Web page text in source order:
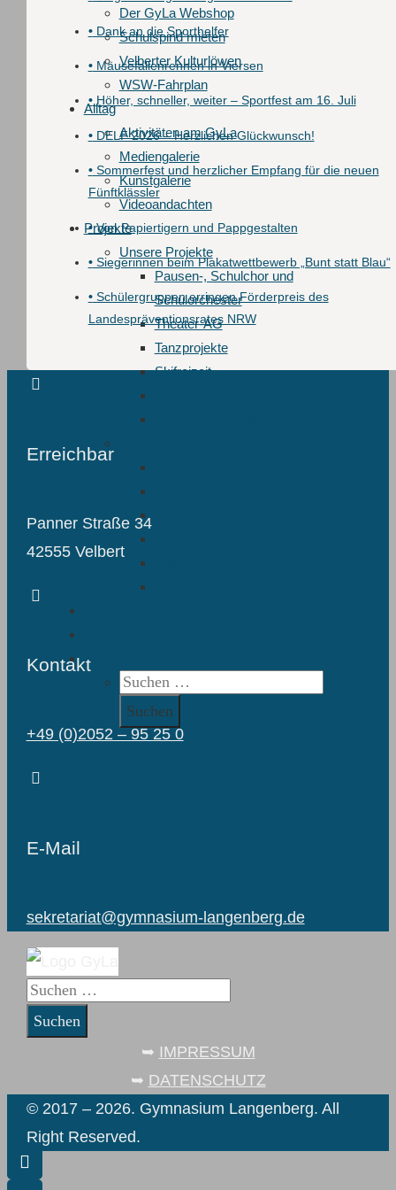
Der GyLa Webshop
Schulspind mieten
Velberter Kulturlöwen
WSW-Fahrplan
Alltag
Aktivitäten am GyLa
Mediengalerie
Kunstgalerie
Videoandachten
Projekte
Unsere Projekte
Pausen-, Schulchor und
Schulorchester
Theater-AG
Tanzprojekte
Skifreizeit
⌕
Suchen
nach:
•Dank an die Sporthelfer
•Mäusefallenrennen in Viersen
•Höher, schneller, weiter – Sportfest am 16. Juli
•DELF 2026 – Herzlichen Glückwunsch!
•Sommerfest und herzlicher Empfang für die neuen
Fünftklässler
•Von Papiertigern und Pappgestalten
•Siegerinnen beim Plakatwettbewerb „Bunt statt Blau“
•Schülergruppen erringen Förderpreis des
Landespräventionsrates NRW
Erreichbar
Panner Straße 34
42555 Velbert
Kontakt
+49 (0)2052 – 95 25 0
E-Mail
sekretariat@gymnasium-langenberg.de
Suchen
nach:
➥ IMPRESSUM
➥ DATENSCHUTZ
© 2017 – 2026. Gymnasium Langenberg. All
Right Reserved.